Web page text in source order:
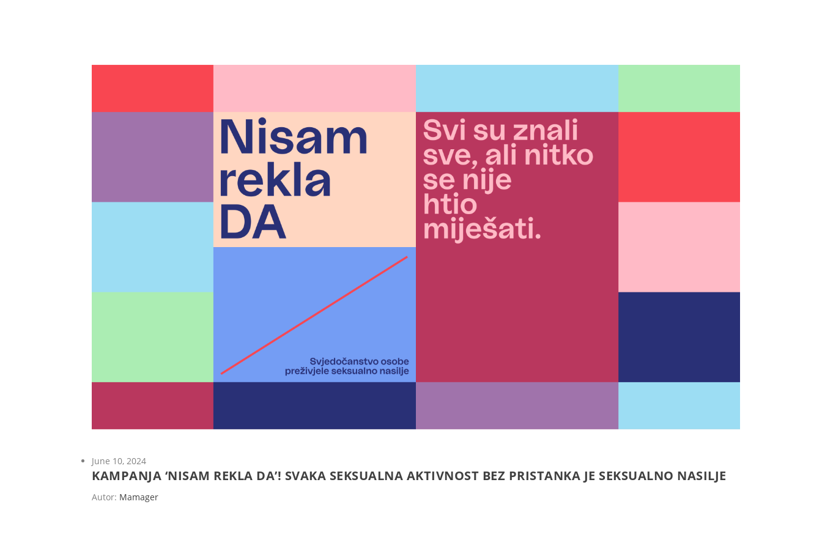
June 10, 2024
KAMPANJA ‘NISAM REKLA DA’! SVAKA SEKSUALNA AKTIVNOST BEZ PRISTANKA JE SEKSUALNO NASILJE
Autor: Mamager